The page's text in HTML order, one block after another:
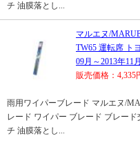
チ 油膜落とし...
マルエヌ/
TW65 運転席 ト
09月～2013年11月
販売価格：4,335
雨用ワイパーブレード マルエヌ/
レード ワイパー ブレード ブレー
チ 油膜落とし...